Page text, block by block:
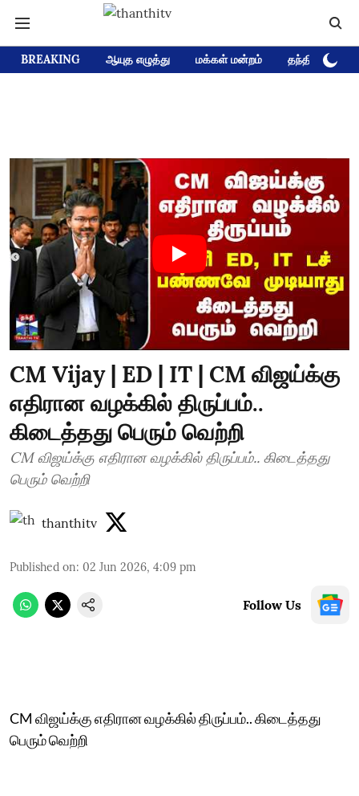
BREAKING ஆயுத எழுத்து மக்கள் மன்றம் தந்தி டிவி
CM Vijay | ED | IT | CM விஜய்க்கு
எதிரான வழக்கில் திருப்பம்..
கிடைத்தது பெரும் வெற்றி
CM விஜய்க்கு எதிரான வழக்கில் திருப்பம்.. கிடைத்தது
பெரும் வெற்றி
thanthitv
Published on: 02 Jun 2026, 4:09 pm
Follow Us
CM விஜய்க்கு எதிரான வழக்கில் திருப்பம்.. கிடைத்தது
பெரும் வெற்றி